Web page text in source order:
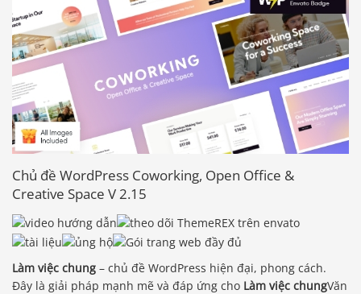
Chủ đề WordPress Coworking, Open Office &
Creative Space V 2.15
Làm việc chung – chủ đề WordPress hiện đại, phong cách.
Đây là giải pháp mạnh mẽ và đáp ứng cho Làm việc chungVăn